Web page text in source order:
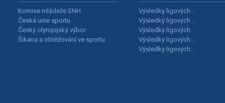
Komise mládeže SNH
Česká unie sportu
Český olympijský výbor
Šikana a obtěžování ve sportu
Výsledky ligových...
Výsledky ligových...
Výsledky ligových...
Výsledky ligových...
Výsledky ligových...